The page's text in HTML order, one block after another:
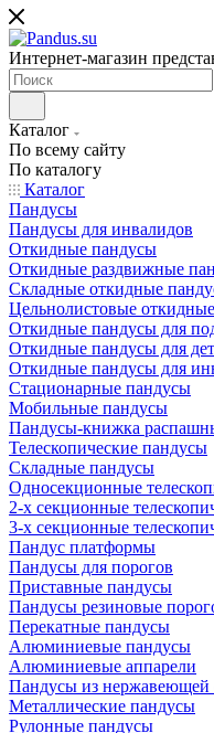
Интернет-магазин
Каталог
По всему сайту
По каталогу
Каталог
Пандусы
Пандусы для инвалидов
Откидные пандусы
Откидные раздвижные
Складные откидные
Цельнолистовые
Откидные пандусы для
Откидные пандусы для
Откидные пандусы для
Стационарные пандусы
Мобильные пандусы
Пандусы-книжка
Телескопические пандусы
Складные пандусы
Односекционные
2-х секционные
3-х секционные
Пандус платформы
Пандусы для порогов
Приставные пандусы
Пандусы резиновые
Перекатные пандусы
Алюминиевые пандусы
Алюминиевые аппарели
Пандусы из нержавеющей
Металлические пандусы
Рулонные пандусы